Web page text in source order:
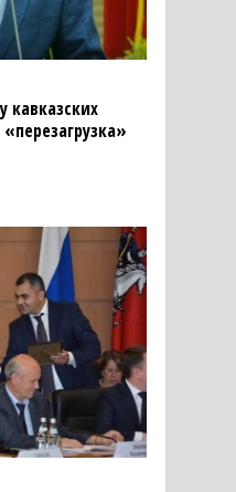
кавказских